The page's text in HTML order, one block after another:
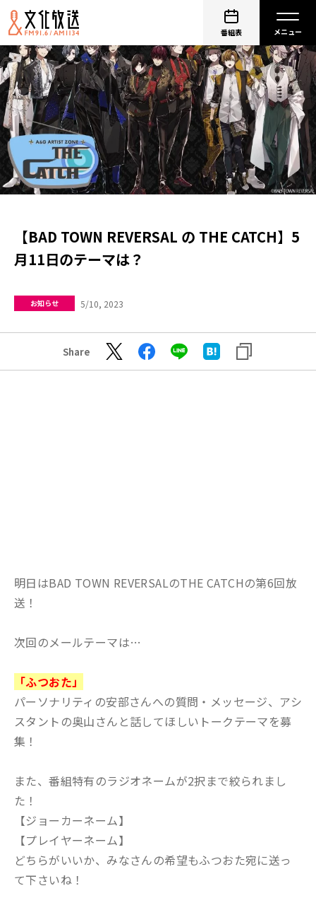
番組表
【BAD TOWN REVERSAL の THE CATCH】5
月11日のテーマは？
お知らせ 5/10, 2023
Share
明日はBAD TOWN REVERSALのTHE CATCHの第6回放
送！
次回のメールテーマは…
「ふつおた」
パーソナリティの安部さんへの質問・メッセージ、アシ
スタントの奥山さんと話してほしいトークテーマを募
集！
また、番組特有のラジオネームが2択まで絞られまし
た！
【ジョーカーネーム】
【プレイヤーネーム】
どちらがいいか、みなさんの希望もふつおた宛に送っ
て下さいね！